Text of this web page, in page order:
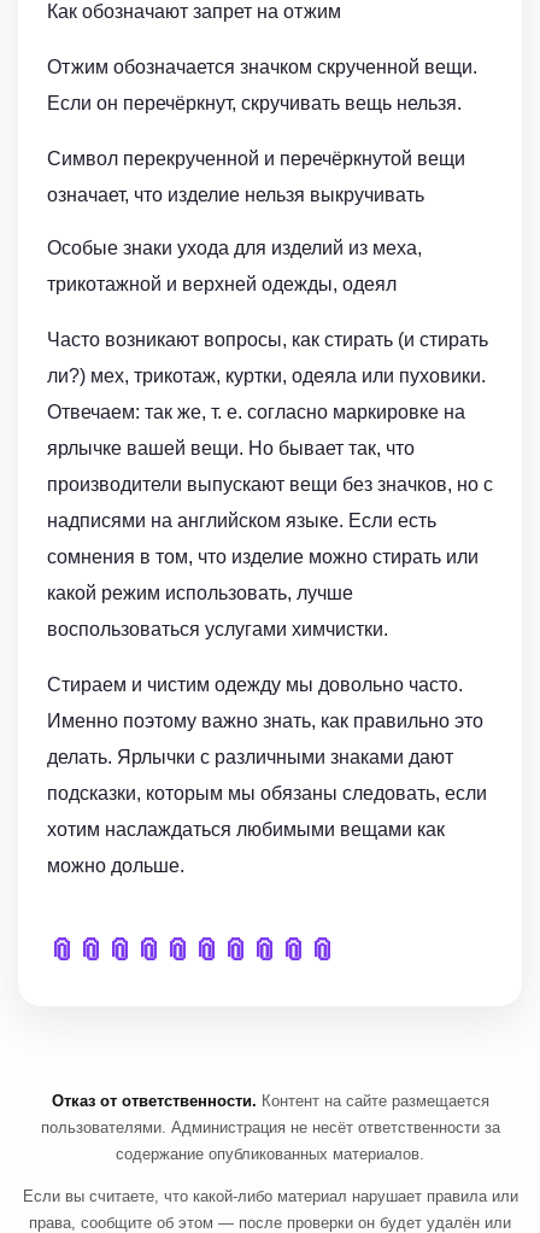
Как обозначают запрет на отжим
Отжим обозначается значком скрученной вещи.
Если он перечёркнут, скручивать вещь нельзя.
Символ перекрученной и перечёркнутой вещи
означает, что изделие нельзя выкручивать
Особые знаки ухода для изделий из меха,
трикотажной и верхней одежды, одеял
Часто возникают вопросы, как стирать (и стирать
ли?) мех, трикотаж, куртки, одеяла или пуховики.
Отвечаем: так же, т. е. согласно маркировке на
ярлычке вашей вещи. Но бывает так, что
производители выпускают вещи без значков, но с
надписями на английском языке. Если есть
сомнения в том, что изделие можно стирать или
какой режим использовать, лучше
воспользоваться услугами химчистки.
Стираем и чистим одежду мы довольно часто.
Именно поэтому важно знать, как правильно это
делать. Ярлычки с различными знаками дают
подсказки, которым мы обязаны следовать, если
хотим наслаждаться любимыми вещами как
можно дольше.
📎 📎 📎 📎 📎 📎 📎 📎 📎 📎
Отказ от ответственности. Контент на сайте размещается
пользователями. Администрация не несёт ответственности за
содержание опубликованных материалов.
Если вы считаете, что какой-либо материал нарушает правила или
права, сообщите об этом — после проверки он будет удалён или